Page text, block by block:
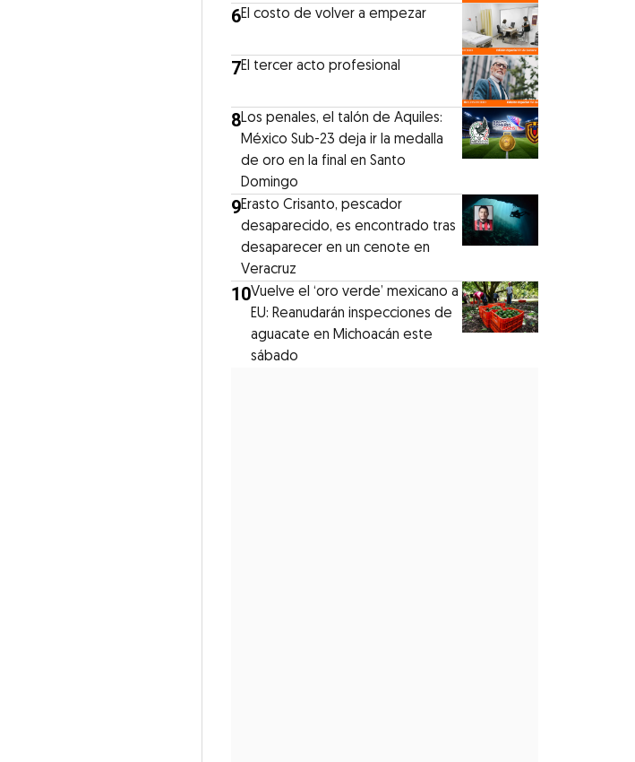
6El costo de volver a empezar
7El tercer acto profesional
8Los penales, el talón de Aquiles:
México Sub-23 deja ir la medalla
de oro en la final en Santo
Domingo
9Erasto Crisanto, pescador
desaparecido, es encontrado tras
desaparecer en un cenote en
Veracruz
10Vuelve el ‘oro verde’ mexicano a
EU: Reanudarán inspecciones de
aguacate en Michoacán este
sábado